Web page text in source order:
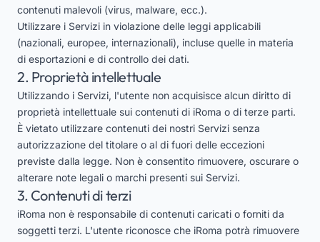
contenuti malevoli (virus, malware, ecc.).
Utilizzare i Servizi in violazione delle leggi applicabili
(nazionali, europee, internazionali), incluse quelle in materia
di esportazioni e di controllo dei dati.
2. Proprietà intellettuale
Utilizzando i Servizi, l'utente non acquisisce alcun diritto di
proprietà intellettuale sui contenuti di iRoma o di terze parti.
È vietato utilizzare contenuti dei nostri Servizi senza
autorizzazione del titolare o al di fuori delle eccezioni
previste dalla legge. Non è consentito rimuovere, oscurare o
alterare note legali o marchi presenti sui Servizi.
3. Contenuti di terzi
iRoma non è responsabile di contenuti caricati o forniti da
soggetti terzi. L'utente riconosce che iRoma potrà rimuovere